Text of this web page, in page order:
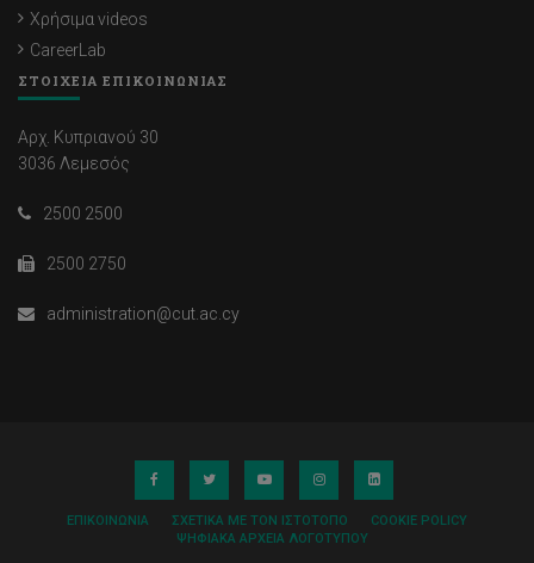
Χρήσιμα videos
CareerLab
ΣΤΟΙΧΕΙΑ ΕΠΙΚΟΙΝΩΝΙΑΣ
Αρχ. Κυπριανού 30
3036 Λεμεσός
2500 2500
2500 2750
administration@cut.ac.cy
ΕΠΙΚΟΙΝΩΝΊΑ ΣΧΕΤΙΚΆ ΜΕ ΤΟΝ ΙΣΤΌΤΟΠΟ
COOKIE POLICY
ΨΗΦΙΑΚΆ ΑΡΧΕΊΑ ΛΟΓΌΤΥΠΟΥ